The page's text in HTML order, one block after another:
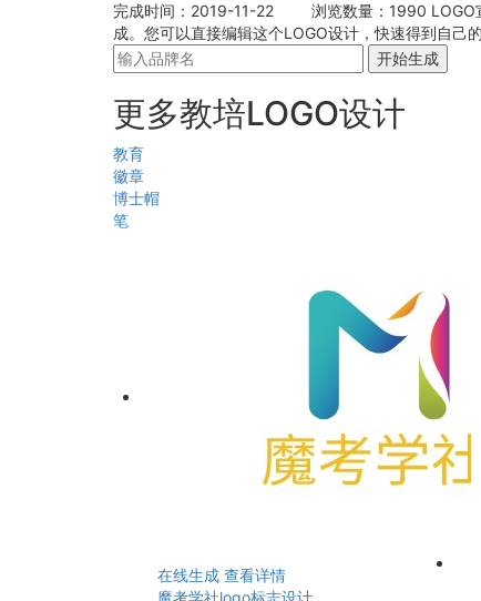
完成时间：2019-11-22
浏览数量：1990 LOGO
成。您可以直接编辑这个LOGO设计，快速得到自己
开始生成
更多教培LOGO设计
教育
徽章
博士帽
笔
在线生成 查看详情